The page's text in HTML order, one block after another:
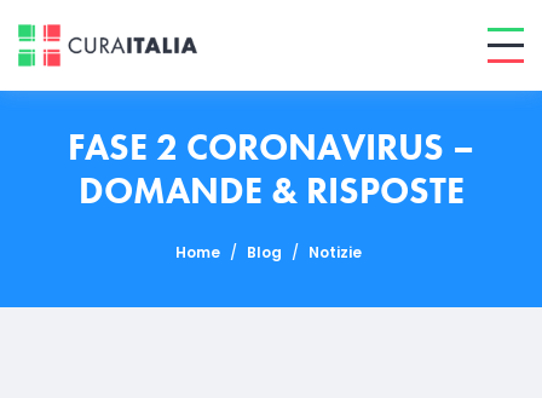
FASE 2 CORONAVIRUS –
DOMANDE & RISPOSTE
Home / Blog / Notizie